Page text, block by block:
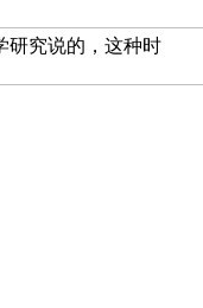
研究说的，这种时